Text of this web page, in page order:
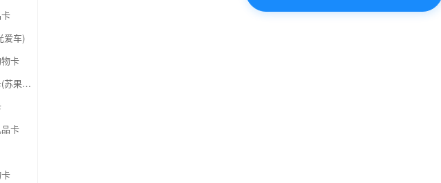
爱车)
卡
中石化加油卡兑换华润苏果卡(苏果超市卡)（维护 请暂停提交）
卡